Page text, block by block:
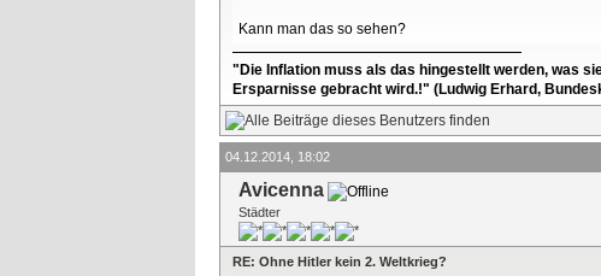
Kann man das so sehen?
"Die Inflation muss als das hingestellt werden, was
Ersparnisse gebracht wird.!" (Ludwig Erhard,
04.12.2014, 18:02
Avicenna
Städter
RE: Ohne Hitler kein 2. Weltkrieg?